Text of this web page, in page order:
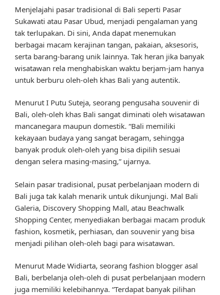
Menjelajahi pasar tradisional di Bali seperti Pasar
Sukawati atau Pasar Ubud, menjadi pengalaman yang
tak terlupakan. Di sini, Anda dapat menemukan
berbagai macam kerajinan tangan, pakaian, aksesoris,
serta barang-barang unik lainnya. Tak heran jika banyak
wisatawan rela menghabiskan waktu berjam-jam hanya
untuk berburu oleh-oleh khas Bali yang autentik.
Menurut I Putu Suteja, seorang pengusaha souvenir di
Bali, oleh-oleh khas Bali sangat diminati oleh wisatawan
mancanegara maupun domestik. “Bali memiliki
kekayaan budaya yang sangat beragam, sehingga
banyak produk oleh-oleh yang bisa dipilih sesuai
dengan selera masing-masing,” ujarnya.
Selain pasar tradisional, pusat perbelanjaan modern di
Bali juga tak kalah menarik untuk dikunjungi. Mal Bali
Galeria, Discovery Shopping Mall, atau Beachwalk
Shopping Center, menyediakan berbagai macam produk
fashion, kosmetik, perhiasan, dan souvenir yang bisa
menjadi pilihan oleh-oleh bagi para wisatawan.
Menurut Made Widiarta, seorang fashion blogger asal
Bali, berbelanja oleh-oleh di pusat perbelanjaan modern
juga memiliki kelebihannya. “Terdapat banyak pilihan